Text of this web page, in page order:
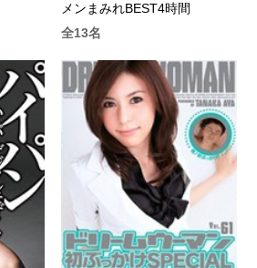
メンまみれBEST4時間
全13名